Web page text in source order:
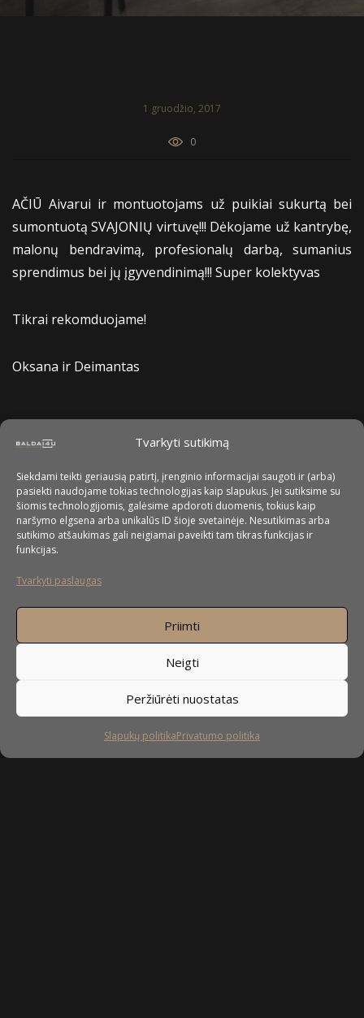
Tvarkyti sutikimą
Siekdami teikti geriausią patirtį, įrenginio informacijai saugoti ir (arba)
pasiekti naudojame tokias technologijas kaip slapukus. Jei sutiksime su
šiomis technologijomis, galėsime apdoroti duomenis, tokius kaip
naršymo elgsena arba unikalūs ID šioje svetainėje. Nesutikimas arba
sutikimo atšaukimas gali neigiamai paveikti tam tikras funkcijas ir
funkcijas.
Tvarkyti paslaugas
Priimti
Neigti
Peržiūrėti nuostatas
Slapukų politikaPrivatumo politika
1 gruodžio, 2017
0
AČIŪ Aivarui ir montuotojams už puikiai sukurtą bei
sumontuotą SVAJONIŲ virtuvę!!! Dėkojame už kantrybę,
malonų bendravimą, profesionalų darbą, sumanius
sprendimus bei jų įgyvendinimą!!! Super kolektyvas
Tikrai rekomduojame!
Oksana ir Deimantas
Sekite mus